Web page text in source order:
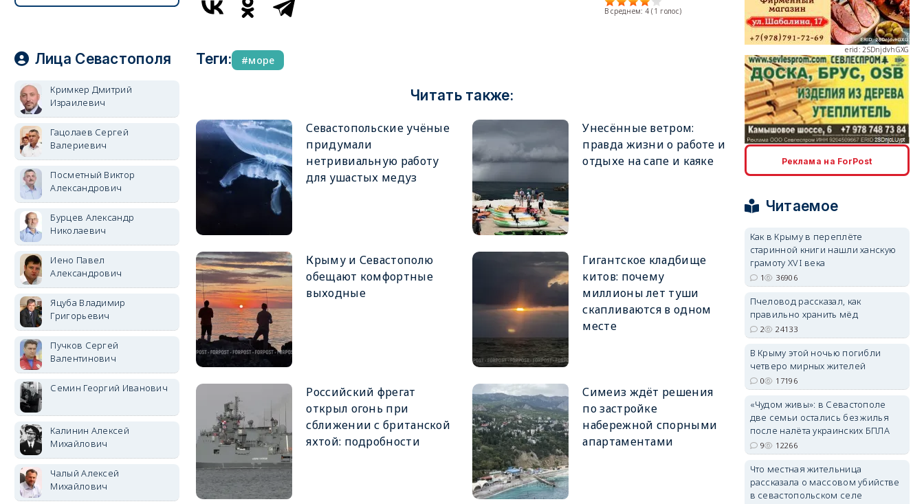
В среднем: 4 ( 1 голос)
Теги: море
Читать также:
Севастопольские учёные
придумали
нетривиальную работу
для ушастых медуз
Унесённые ветром:
правда жизни о работе и
отдыхе на сапе и каяке
Крыму и Севастополю
обещают комфортные
выходные
Гигантское кладбище
китов: почему
миллионы лет туши
скапливаются в одном
месте
Российский фрегат
открыл огонь при
сближении с британской
яхтой: подробности
Симеиз ждёт решения
по застройке
набережной спорными
апартаментами
Лица Севастополя
Кримкер Дмитрий
Израилевич
Гацолаев Сергей
Валериевич
Посметный Виктор
Александрович
Бурцев Александр
Николаевич
Иено Павел
Александрович
Яцуба Владимир
Григорьевич
Пучков Сергей
Валентинович
Семин Георгий Иванович
Калинин Алексей
Михайлович
Чалый Алексей
Михайлович
erid: 2SDnjdvhGXG
erid: 2SDnjcLUypt
erid: 2SDnjcrDNw6
erid: 2SDnjdPjgYS
Реклама на ForPost
Читаемое
Как в Крыму в переплёте
старинной книги нашли ханскую
грамоту XVI века
1 36906
Пчеловод рассказал, как
правильно хранить мёд
2 24133
В Крыму этой ночью погибли
четверо мирных жителей
0 17196
«Чудом живы»: в Севастополе
две семьи остались без жилья
после налёта украинских БПЛА
9 12266
Что местная жительница
рассказала о массовом убийстве
в севастопольском селе